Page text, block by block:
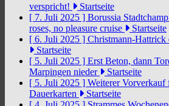
verspricht!
Startseite
[ 7. Juli 2025 ] Borussia
roses, no pleasure cruise
Startseite
[ 6. Juli 2025 ] Christmann-Hattrick
Startseite
[ 5. Juli 2025 ] Erst Beton, dann
Marpingen nieder
Startseite
[ 5. Juli 2025 ] Weiterer Vorverkauf
Dauerkarten
Startseite